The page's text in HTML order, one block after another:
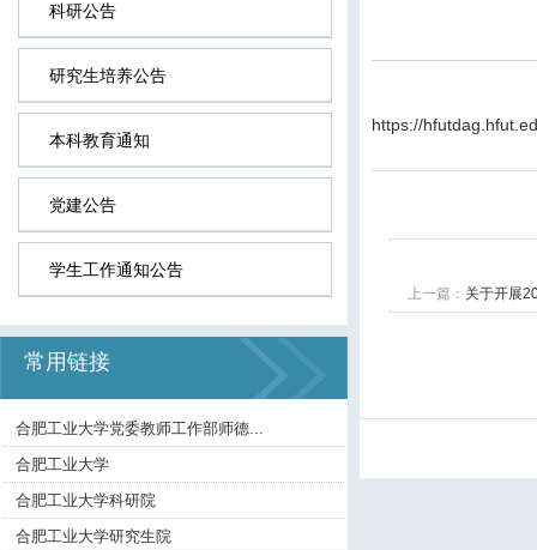
科研公告
研究生培养公告
本科教育通知
党建公告
学生工作通知公告
常用链接
合肥工业大学党委教师工作部师德...
合肥工业大学
合肥工业大学科研院
合肥工业大学研究生院
https://
上一篇： 关于开展